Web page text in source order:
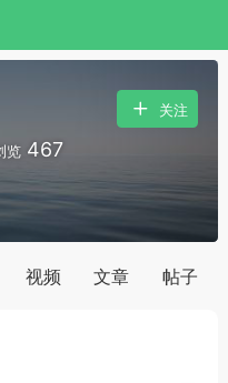
！
览 467
关注
视频 文章 帖子